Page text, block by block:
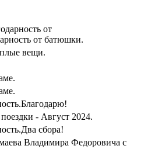
от
от батюшки.
вещи.
Благодарю!
- Август 2024.
Два сбора!
Владимира Федоровича с